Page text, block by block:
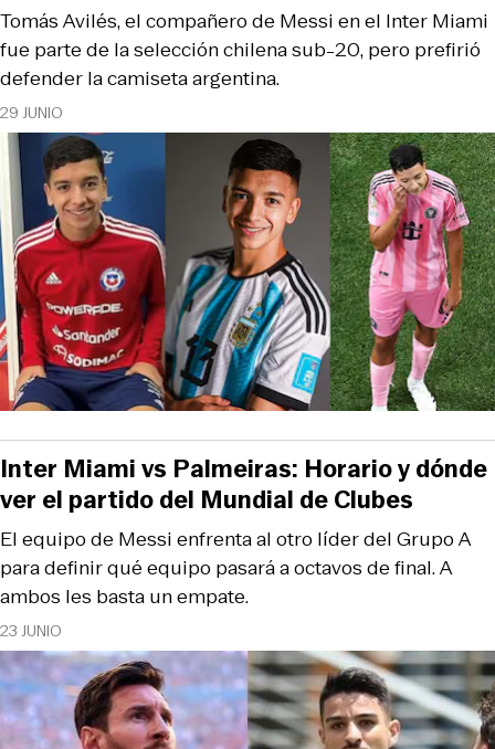
29 JUNIO
Tomás Avilés, el compañero de Messi en el Inter Miami
fue parte de la selección chilena sub-20, pero prefirió
defender la camiseta argentina.
23 JUNIO
El equipo de Messi enfrenta al otro líder del Grupo A
para definir qué equipo pasará a octavos de final. A
ambos les basta un empate.
Inter Miami vs Palmeiras: Horario y dónde
ver el partido del Mundial de Clubes